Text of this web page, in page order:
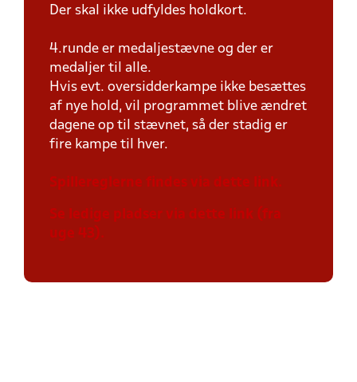
Der skal ikke udfyldes holdkort.
4.runde er medaljestævne og der er
medaljer til alle.
Hvis evt. oversidderkampe ikke besættes
af nye hold, vil programmet blive ændret
dagene op til stævnet, så der stadig er
fire kampe til hver.
Spillereglerne findes via dette link.
Se ledige pladser via dette link (fra
uge 43).